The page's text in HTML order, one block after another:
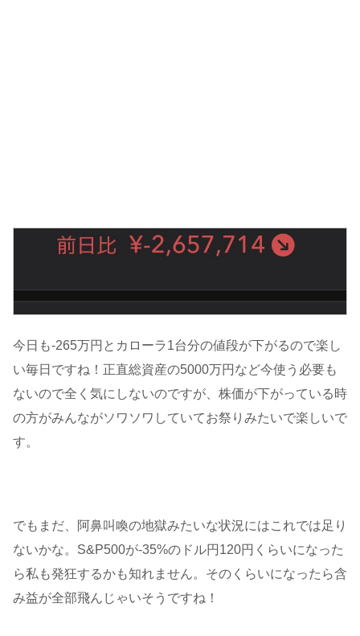
今日も-265万円とカローラ1台分の値段が下がるので楽し
い毎日ですね！正直総資産の5000万円など今使う必要も
ないので全く気にしないのですが、株価が下がっている時
の方がみんながソワソワしていてお祭りみたいで楽しいで
す。
でもまだ、阿鼻叫喚の地獄みたいな状況にはこれでは足り
ないかな。S&P500が-35%のドル円120円くらいになった
ら私も発狂するかも知れません。そのくらいになったら含
み益が全部飛んじゃいそうですね！